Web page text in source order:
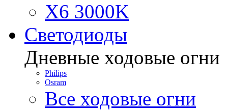
X6 3000K
Светодиоды
Дневные ходовые огни
Philips
Osram
Все ходовые огни